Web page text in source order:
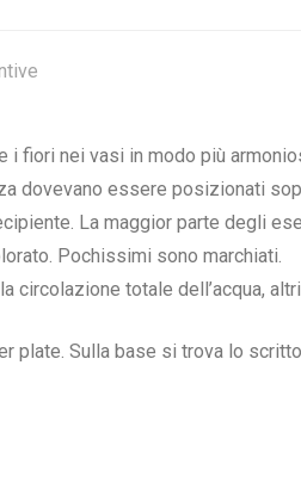
i fiori nei vasi in modo più
dovevano essere posizionati
La maggior parte degli
Pochissimi sono marchiati.
circolazione totale dell’acqua,
plate. Sulla base si trova lo